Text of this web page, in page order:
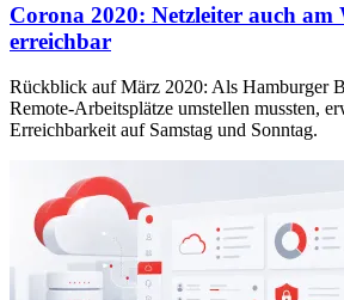
Corona 2020: Netzleiter auch am
erreichbar
Rückblick auf März 2020: Als Hamburger
Remote-Arbeitsplätze umstellen mussten,
Erreichbarkeit auf Samstag und Sonntag.